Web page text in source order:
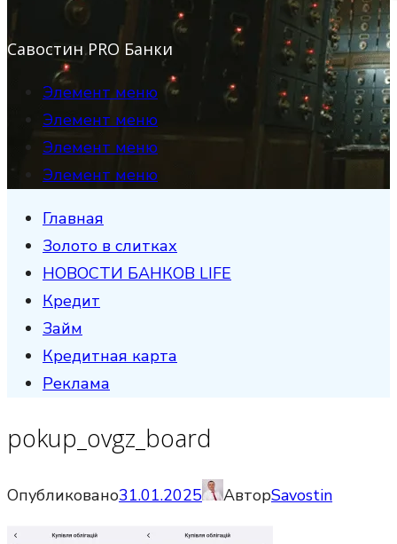
Савостин PRO Банки
Элемент меню
Элемент меню
Элемент меню
Элемент меню
Главная
Золото в слитках
НОВОСТИ БАНКОВ LIFE
Кредит
Займ
Кредитная карта
Реклама
pokup_ovgz_board
Опубликовано31.01.2025 АвторSavostin